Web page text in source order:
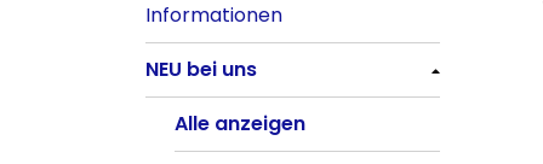
Alle anzeigen
Alle anzeigen
Informationen
NEU bei uns
Alle anzeigen